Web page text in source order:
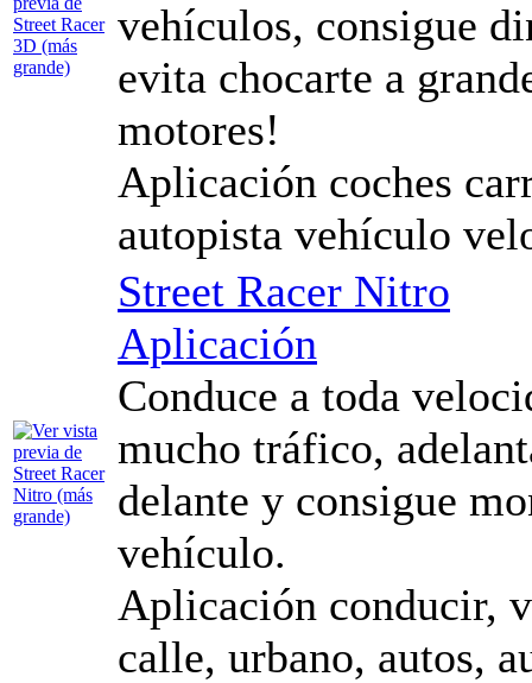
vehículos, consigue
evita chocarte a
motores!
Aplicación coches
autopista vehículo
Street Racer Nitro
Aplicación
Conduce a toda
mucho tráfico,
delante y consigue
vehículo.
Aplicación conducir,
calle, urbano, autos,